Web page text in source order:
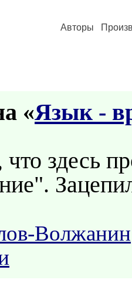
Авторы
«Язык -
здесь
Волжанин